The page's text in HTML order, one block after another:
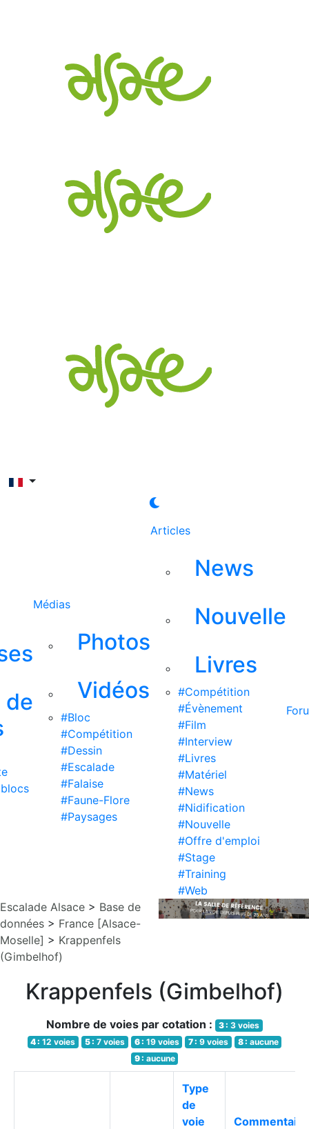
de
Médias
Photos
Vidéos
#Bloc
#Compétition
#Dessin
#Escalade
#Falaise
#Faune-Flore
#Paysages
Articles
News
Nouvelle
Livres
#Compétition
#Évènement
#Film
#Interview
#Livres
#Matériel
#News
#Nidification
#Nouvelle
#Offre d'emploi
#Stage
#Training
#Web
Escalade Alsace > Base de
données > France [Alsace-
Moselle] > Krappenfels
(Gimbelhof)
Krappenfels (Gimbelhof)
Nombre de voies par cotation : 3 : 3 voies
4 : 12 voies 5 : 7 voies 6 : 19 voies 7 : 9 voies 8 : aucune
9 : aucune
Type
de
voie